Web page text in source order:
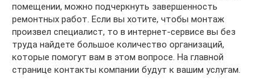
помещении, можно подчеркнуть завершенность
ремонтных работ. Если вы хотите, чтобы монтаж
произвел специалист, то в интернет-сервисе вы без
труда найдете большое количество организаций,
которые помогут вам в этом вопросе. На главной
странице контакты компании будут к вашим услугам.